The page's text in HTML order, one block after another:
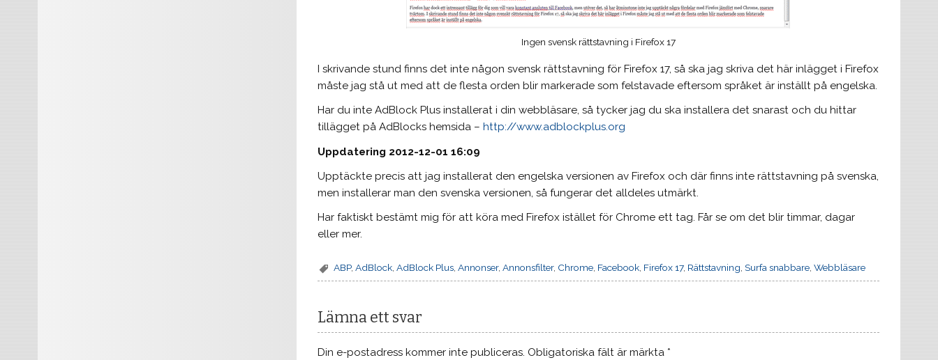
Ingen svensk rättstavning i Firefox 17
I skrivande stund finns det inte någon svensk rättstavning för Firefox 17, så ska jag skriva det här inlägget i Firefox
måste jag stå ut med att de flesta orden blir markerade som felstavade eftersom språket är inställt på engelska.
Har du inte AdBlock Plus installerat i din webbläsare, så tycker jag du ska installera det snarast och du hittar
tillägget på AdBlocks hemsida – http://www.adblockplus.org
Uppdatering 2012-12-01 16:09
Upptäckte precis att jag installerat den engelska versionen av Firefox och där finns inte rättstavning på svenska,
men installerar man den svenska versionen, så fungerar det alldeles utmärkt.
Har faktiskt bestämt mig för att köra med Firefox istället för Chrome ett tag. Får se om det blir timmar, dagar
eller mer.
ABP,AdBlock ,AdBlock Plus ,Annonser,Annonsfilter, Chrome Facebook Firefox 17, Rättstavning ,Surfa snabbare ,Webbläsare
Lämna ett svar
Din e-postadress kommer inte publiceras. Obligatoriska fält är märkta *